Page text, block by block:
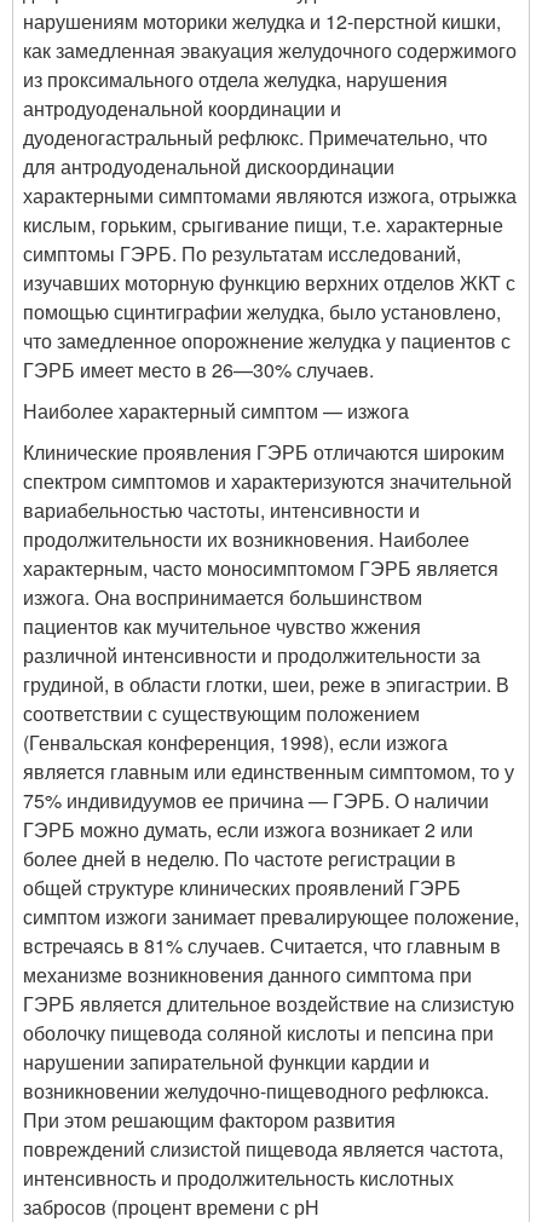
нарушениям моторики желудка и 12-перстной кишки,
как замедленная эвакуация желудочного содержимого
из проксимального отдела желудка, нарушения
антродуоденальной координации и
дуоденогастральный рефлюкс. Примечательно, что
для антродуоденальной дискоординации
характерными симптомами являются изжога, отрыжка
кислым, горьким, срыгивание пищи, т.е. характерные
симптомы ГЭРБ. По результатам исследований,
изучавших моторную функцию верхних отделов ЖКТ с
помощью сцинтиграфии желудка, было установлено,
что замедленное опорожнение желудка у пациентов с
ГЭРБ имеет место в 26—30% случаев.
Наиболее характерный симптом — изжога
Клинические проявления ГЭРБ отличаются широким
спектром симптомов и характеризуются значительной
вариабельностью частоты, интенсивности и
продолжительности их возникновения. Наиболее
характерным, часто моносимптомом ГЭРБ является
изжога. Она воспринимается большинством
пациентов как мучительное чувство жжения
различной интенсивности и продолжительности за
грудиной, в области глотки, шеи, реже в эпигастрии. В
соответствии с существующим положением
(Генвальская конференция, 1998), если изжога
является главным или единственным симптомом, то у
75% индивидуумов ее причина — ГЭРБ. О наличии
ГЭРБ можно думать, если изжога возникает 2 или
более дней в неделю. По частоте регистрации в
общей структуре клинических проявлений ГЭРБ
симптом изжоги занимает превалирующее положение,
встречаясь в 81% случаев. Считается, что главным в
механизме возникновения данного симптома при
ГЭРБ является длительное воздействие на слизистую
оболочку пищевода соляной кислоты и пепсина при
нарушении запирательной функции кардии и
возникновении желудочно-пищеводного рефлюкса.
При этом решающим фактором развития
повреждений слизистой пищевода является частота,
интенсивность и продолжительность кислотных
забросов (процент времени с рН